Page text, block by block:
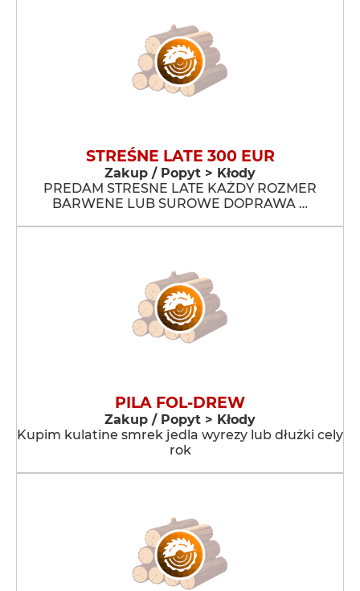
STREŚNE LATE 300 EUR
Zakup / Popyt > Kłody
PREDAM STRESNE LATE KAŻDY ROZMER
BARWENE LUB SUROWE DOPRAWA …
PILA FOL-DREW
Zakup / Popyt > Kłody
Kupim kulatine smrek jedla wyrezy lub dłużki cely
rok